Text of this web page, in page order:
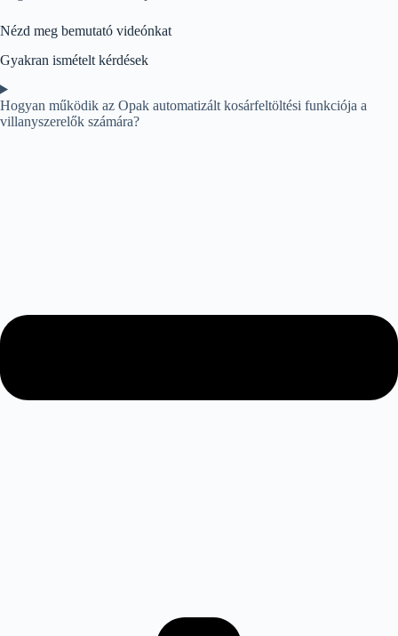
Nézd meg bemutató videónkat
Gyakran ismételt kérdések
Hogyan működik az Opak automatizált kosárfeltöltési funkciója a
villanyszerelők számára?